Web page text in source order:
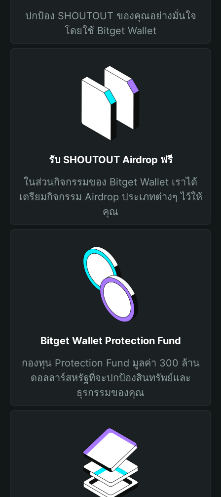
ปกป้อง SHOUTOUT ของคุณอย่างมั่นใจ
โดยใช้ Bitget Wallet
รับ SHOUTOUT Airdrop ฟรี
ในส่วนกิจกรรมของ Bitget Wallet เราได้
เตรียมกิจกรรม Airdrop ประเภทต่างๆ ไว้ให้
คุณ
Bitget Wallet Protection Fund
กองทุน Protection Fund มูลค่า 300 ล้าน
ดอลลาร์สหรัฐที่จะปกป้องสินทรัพย์และ
ธุรกรรมของคุณ